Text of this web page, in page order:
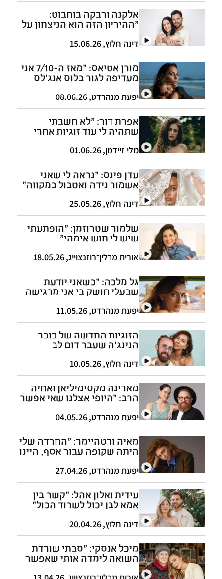
אלקנה ורבקה בוחבוט:
"ההיריון הזה הוא הניצחון על
דינה חלוץ,
15.06.26
מורן אטיאס: "מאז ה-7/10 אני
מעדיפה לגור בלוס אנג'לס
יפעת מנהרדט,
08.06.26
אפרת דור: "לא חשבתי
שתהיה לי עוד זוגיות אחרי
מלי זיידמן,
01.06.26
עדן פינס: "נראה לי שאני
אשמור נידה ואטבול במקווה"
דינה חלוץ,
25.05.26
שלמור שטרוזמן: "הופתעתי
שיש לי חוש אימהי"
אורית מרלין־רוזנצוייג,
18.05.26
גל מלכה: "כשאני יודעת
שבעלי חושק בי אני מרגישה
יפעת מנהרדט,
11.05.26
הזוגיות החדשה של כוכב
הנינג'ה שעבר דום לב
היא יפהפייה"
דינה חלוץ,
10.05.26
מארינה מקסימיליאן ואחיה
הרב: "היופי אצלנו שאי אפשר
יפעת מנהרדט,
04.05.26
מאיה ורטהיימר: "החרדה שלי
היתה שקופה עבור אסף, היינו
יפעת מנהרדט,
27.04.26
עידית ואלון אהל: "קשר בין
אמא לבן יכול לשרוד הכול"
דינה חלוץ,
20.04.26
מיכל אנסקי: "סבתי שורדת
השואה לימדה אותי שאפשר